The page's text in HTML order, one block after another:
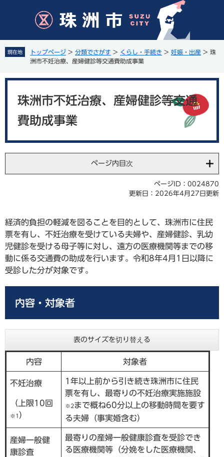
先
頭
す
を
飛
し
現在地 トップページ > 分類でさがす > くらし・手続き > 妊娠・出産 > 珠
洲市不妊治療、産婦健診等交通費助成事業
珠洲市不妊治療、産婦健診等交通
費助成事業
ページ内目次
ページID：0024870
更新日：2026年4月27日更新
経済的負担の軽減を図ることを目的として、珠洲市に住民
票を有し、不妊治療を受けている夫婦や、産婦健診、乳幼
児健診を受ける母子等に対し、遠方の医療機関等までの移
動に係る交通費の助成を行います。令和8年4月1日以降に
受診した分が対象です。
内容・対象者
表のサイズを切り替える
内容 対象者
不妊治療
（上限10回
※1 ）
1年以上前から引き続き珠洲市に住民
票を有し、最寄りの不妊治療実施施設
※2まで概ね60分以上の移動時間を要す
る夫婦（事実婚含む）
産婦一般健
康診査
最寄りの産婦一般健康診査を受診でき
る医療機関等（分娩をした医療機関、